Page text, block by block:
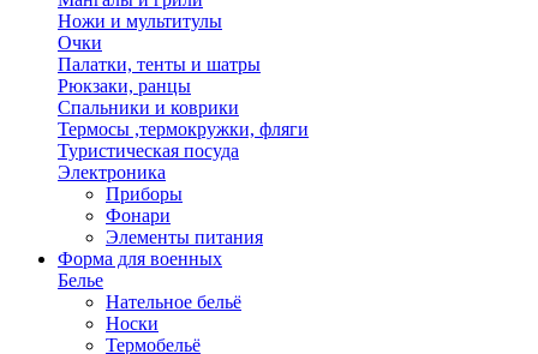
Ножи и мультитулы
Очки
Палатки, тенты и шатры
Рюкзаки, ранцы
Спальники и коврики
Термосы ,термокружки, фляги
Туристическая посуда
Электроника
Приборы
Фонари
Элементы питания
Форма для военных
Белье
Нательное бельё
Носки
Термобельё